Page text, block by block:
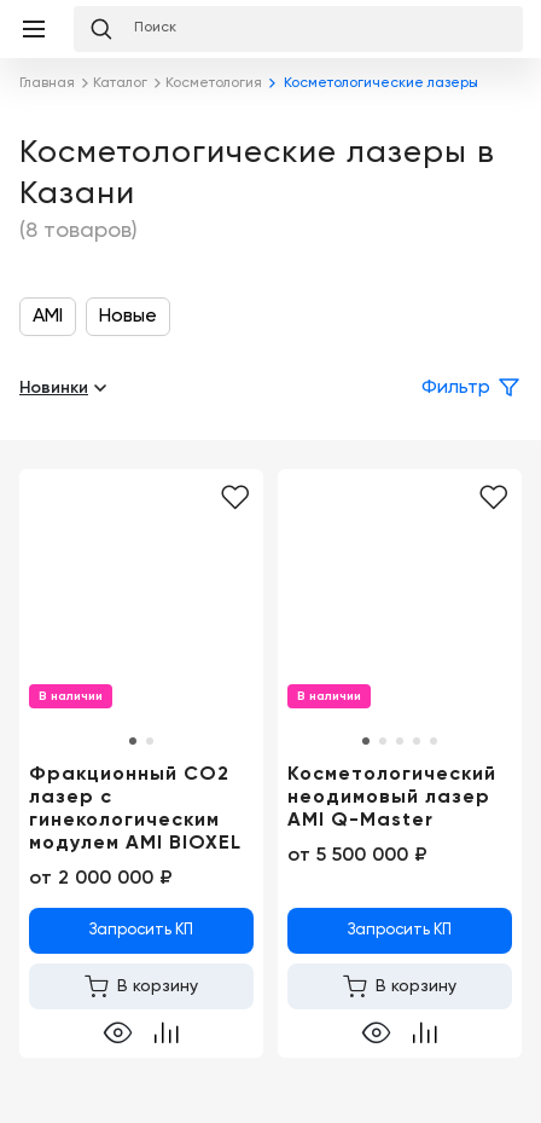
Клиника
ключ
кабинет
Подробнее
Лизинг
Льготное
кредитование
обслуживание
оплата
Отзывы
Контакты
Главная Каталог Косметология Косметологические лазеры
Косметологические лазеры в
Казани
(8 товаров)
AMI Новые
Новинки Фильтр
В наличии
Фракционный CO2
лазер c
гинекологическим
модулем AMI BIOXEL
от 2 000 000 ₽
Запросить КП
В корзину
В наличии
Косметологический
неодимовый лазер
AMI Q-Master
от 5 500 000 ₽
Запросить КП
В корзину